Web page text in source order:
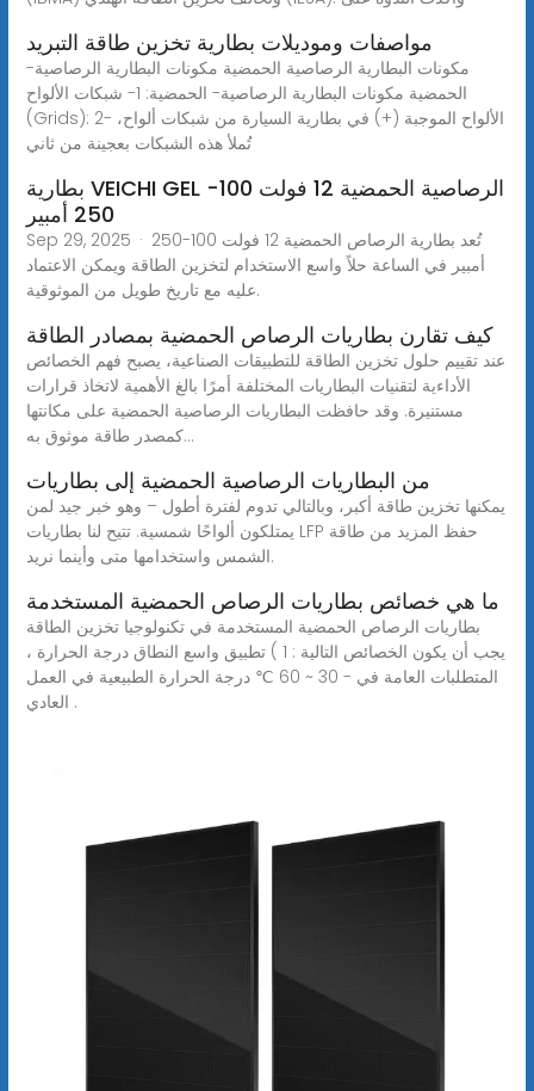
مواصفات وموديلات بطارية تخزين طاقة التبريد
مكونات البطارية الرصاصية الحمضية مكونات البطارية الرصاصية-
الحمضية مكونات البطارية الرصاصية- الحمضية: 1- شبكات الألواح
(Grids): 2- الألواح الموجبة (+) في بطارية السيارة من شبكات ألواح،
تُملأ هذه الشبكات بعجينة من ثاني
بطارية VEICHI GEL الرصاصية الحمضية 12 فولت 100-
250 أمبير
Sep 29, 2025 · تُعد بطارية الرصاص الحمضية 12 فولت 100-250
أمبير في الساعة حلاً واسع الاستخدام لتخزين الطاقة ويمكن الاعتماد
عليه مع تاريخ طويل من الموثوقية.
كيف تقارن بطاريات الرصاص الحمضية بمصادر الطاقة
عند تقييم حلول تخزين الطاقة للتطبيقات الصناعية، يصبح فهم الخصائص
الأداءية لتقنيات البطاريات المختلفة أمرًا بالغ الأهمية لاتخاذ قرارات
مستنيرة. وقد حافظت البطاريات الرصاصية الحمضية على مكانتها
كمصدر طاقة موثوق به...
من البطاريات الرصاصية الحمضية إلى بطاريات
يمكنها تخزين طاقة أكبر، وبالتالي تدوم لفترة أطول – وهو خبر جيد لمن
يمتلكون ألواحًا شمسية. تتيح لنا بطاريات LFP حفظ المزيد من طاقة
الشمس واستخدامها متى وأينما نريد.
ما هي خصائص بطاريات الرصاص الحمضية المستخدمة
بطاريات الرصاص الحمضية المستخدمة في تكنولوجيا تخزين الطاقة
يجب أن يكون الخصائص التالية : 1 ) تطبيق واسع النطاق درجة الحرارة ،
المتطلبات العامة في - 30 ~ 60 ℃ درجة الحرارة الطبيعية في العمل
العادي .